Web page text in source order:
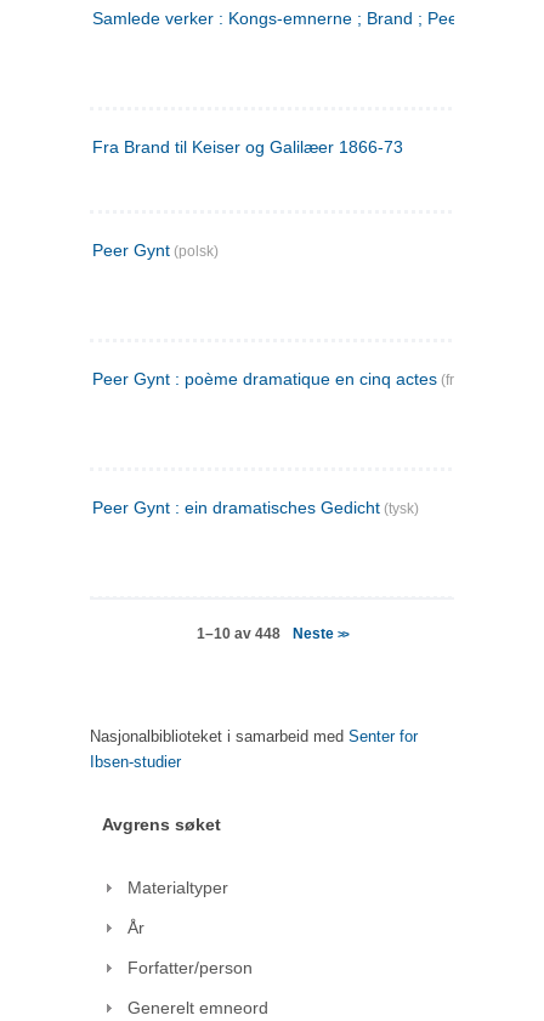
Samlede verker : Kongs-emnerne ; Brand ; Peer Gynt. 2
Fra Brand til Keiser og Galilæer 1866-73
Peer Gynt (polsk)
Peer Gynt : poème dramatique en cinq actes (fransk)
Peer Gynt : ein dramatisches Gedicht (tysk)
1–10 av 448 Neste >>
Nasjonalbiblioteket i samarbeid med Senter for
Ibsen-studier
Avgrens søket
Materialtyper
År
Forfatter/person
Generelt emneord